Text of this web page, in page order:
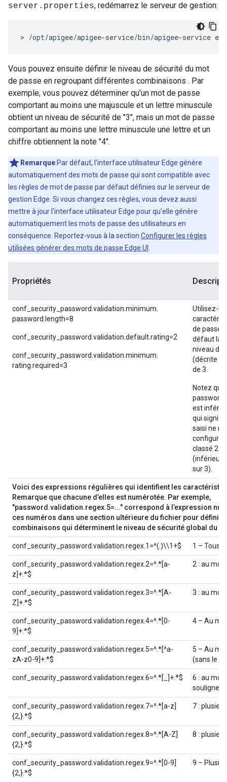
server.properties, redémarrez le serveur de gestion:
> /opt/apigee/apigee-service/bin/apigee-service
Vous pouvez ensuite définir le niveau de sécurité du mot
de passe en regroupant différentes combinaisons . Par
exemple, vous pouvez déterminer qu’un mot de passe
comportant au moins une majuscule et un lettre minuscule
obtient un niveau de sécurité de "3", mais un mot de passe
comportant au moins une lettre minuscule une lettre et un
chiffre obtiennent la note "4".
Remarque:Par défaut, l'interface utilisateur Edge génère
automatiquement des mots de passe qui sont compatible avec
les règles de mot de passe par défaut définies sur le serveur de
gestion Edge. Si vous changez ces règles, vous devez aussi
mettre à jour l'interface utilisateur Edge pour qu'elle génère
automatiquement les mots de passe des utilisateurs en
conséquence. Reportez-vous à la section Configurer les règles
utilisées générer des mots de passe Edge UI
Propriétés
conf_security_password.validation.minimum.
password.length=8
conf_security_password.validation.default.rating=2
conf_security_password.validation.minimum.
rating.required=3
Utilisez-
de passe
défaut la
niveau de
(décrite
de 3.
Notez
est
qui
saisi ne
configuré,
classé 2
(inférieur
sur 3).
Voici des expressions régulières qui identifient les
Remarque que chacune d’elles est numérotée. Par exemple,
"password.validation.regex.5=..." correspond à l’expression
ces numéros dans une section ultérieure du fichier pour définir
combinaisons qui déterminent le niveau de sécurité global du
conf_security_password.validation.regex.1=^(.)\\1+$ 1 – Tous
conf_security_password.validation.regex.2=^.*[a-
z]+.*$
2 : au
conf_security_password.validation.regex.3=^.*[A-
Z]+.*$
3 : au
conf_security_password.validation.regex.4=^.*[0-
9]+.*$
4 – Au
conf_security_password.validation.regex.5=^.*[^a-
zA-z0-9]+.*$
5 – Au
(sans le
conf_security_password.validation.regex.6=^.*[_]+.*$
6 : au
conf_security_password.validation.regex.7=^.*[a-z]
{2,}.*$
7 :
conf_security_password.validation.regex.8=^.*[A-Z]
{2,}.*$
8 :
conf_security_password.validation.regex.9=^.*[0-9]
{2,}.*$
9 –